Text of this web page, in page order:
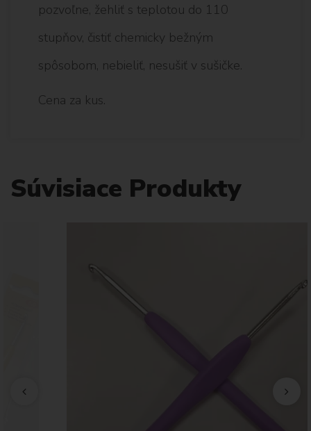
pozvoľne, žehliť s teplotou do 110
stupňov, čistiť chemicky bežným
spôsobom, nebieliť, nesušiť v sušičke.
Cena za kus.
Súvisiace Produkty